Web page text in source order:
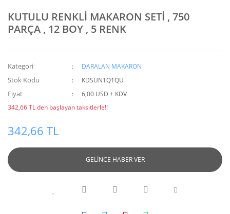
KUTULU RENKLİ MAKARON SETİ , 750
PARÇA , 12 BOY , 5 RENK
Kategori DARALAN MAKARON
Stok Kodu KDSUN1Q1QU
Fiyat
6,00 USD + KDV
342,66 TL den başlayan taksitlerle!!
342,66 TL
GELİNCE HABER VER